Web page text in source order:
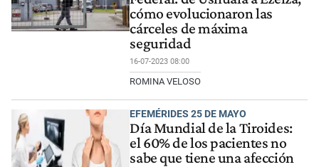
cómo evolucionaron las
cárceles de máxima
seguridad
16-07-2023 08:00
ROMINA VELOSO
EFEMÉRIDES 25 DE MAYO
Día Mundial de la Tiroides:
el 60% de los pacientes no
sabe que tiene una afección